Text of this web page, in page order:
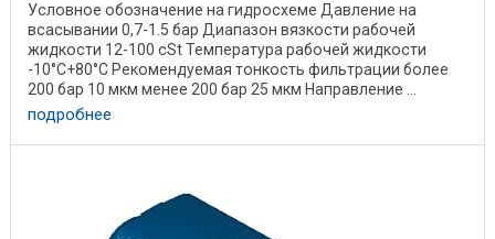
Условное обозначение на гидросхеме Давление на
всасывании 0,7-1.5 бар Диапазон вязкости рабочей
жидкости 12-100 cSt Температура рабочей жидкости
-10°C+80°C Рекомендуемая тонкость фильтрации более
200 бар 10 мкм менее 200 бар 25 мкм Направление ...
подробнее